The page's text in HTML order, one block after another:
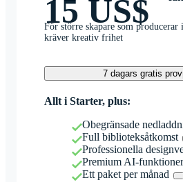
15 US$
För större skapare som producerar
kräver kreativ frihet
7 dagars gratis
Allt i Starter, plus:
Obegränsade
Full biblioteksåtkomst
Professionella
Premium AI-funktioner
Ett paket per månad